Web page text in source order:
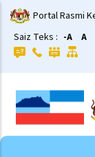
Skip
to
main
content
Portal Rasmi
Saiz Teks : -A A